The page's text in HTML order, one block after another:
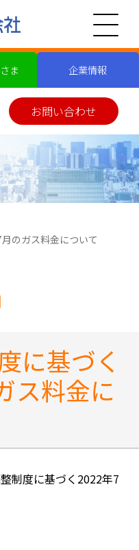
ま 企業情報
お問い合わせ
のガス料金について
に基づく
ス料金に
制度に基づく2022年7